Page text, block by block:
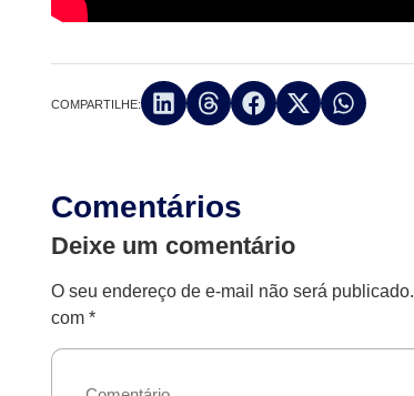
COMPARTILHE:
Comentários
Deixe um comentário
O seu endereço de e-mail não será publicado.
com*